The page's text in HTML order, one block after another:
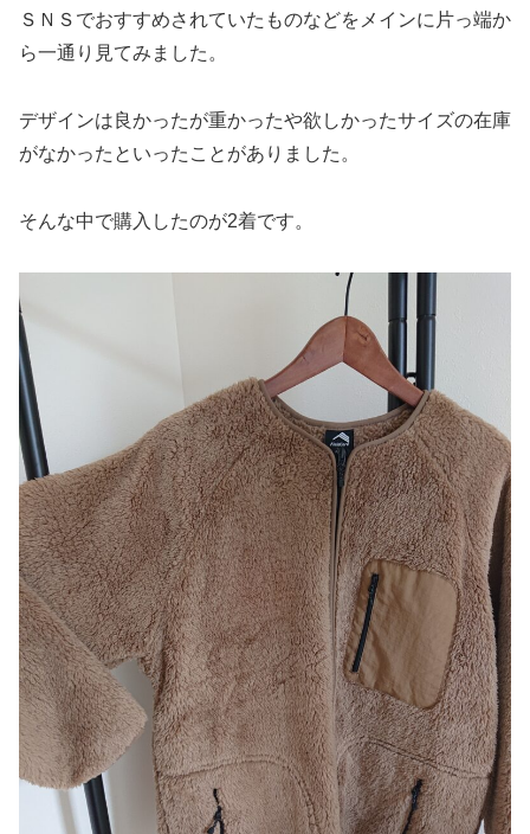
ＳＮＳでおすすめされていたものなどをメインに片っ端か
ら一通り見てみました。
デザインは良かったが重かったや欲しかったサイズの在庫
がなかったといったことがありました。
そんな中で購入したのが2着です。